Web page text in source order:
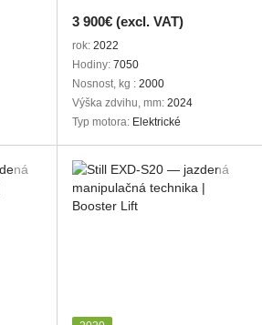
3 900€ (excl. VAT)
rok 2022
Hodiny 7050
Nosnost, kg
2000
Výška zdvihu, mm 2024
Typ motora Elektrické